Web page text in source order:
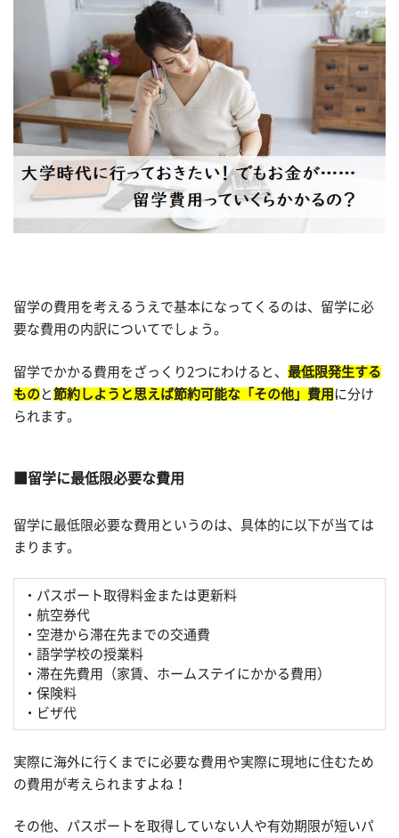
留学の費用を考えるうえで基本になってくるのは、留学に必
要な費用の内訳についてでしょう。
留学でかかる費用をざっくり2つにわけると、 最低限発生する
ものと 節約しようと思えば節約可能な「その他」費用 に分け
られます。
留学に最低限必要な費用
留学に最低限必要な費用というのは、具体的に以下が当ては
まります。
・パスポート取得料金または更新料
・航空券代
・空港から滞在先までの交通費
・語学学校の授業料
・滞在先費用（家賃、ホームステイにかかる費用）
・保険料
・ビザ代
実際に海外に行くまでに必要な費用や実際に現地に住むため
の費用が考えられますよね！
その他、パスポートを取得していない人や有効期限が短いパ